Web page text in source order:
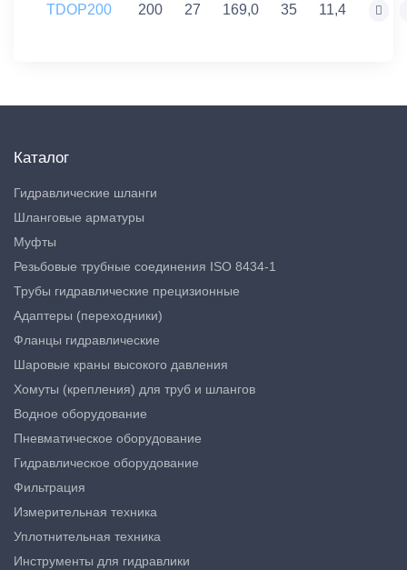
TDOP200 200 27 169,0 35 11,4
Каталог
Гидравлические шланги
Шланговые арматуры
Муфты
Резьбовые трубные соединения ISO 8434-1
Трубы гидравлические прецизионные
Адаптеры (переходники)
Фланцы гидравлические
Шаровые краны высокого давления
Хомуты (крепления) для труб и шлангов
Водное оборудование
Пневматическое оборудование
Гидравлическое оборудование
Фильтрация
Измерительная техника
Уплотнительная техника
Инструменты для гидравлики